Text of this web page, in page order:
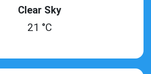
Clear Sky
21 °C